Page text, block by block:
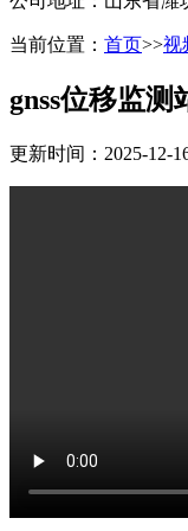
当前位置： 首页>>视
gnss位移监
更新时间：2025-12-